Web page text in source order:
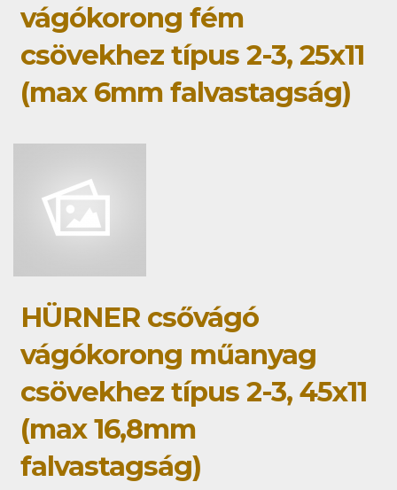
vágókorong fém
csövekhez típus 2-3, 25x11
(max 6mm falvastagság)
HÜRNER csővágó
vágókorong műanyag
csövekhez típus 2-3, 45x11
(max 16,8mm
falvastagság)